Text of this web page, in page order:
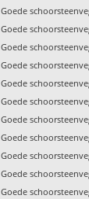
Goede
Goede
Goede
Goede
Goede
Goede
Goede
Goede
Goede
Goede
Goede